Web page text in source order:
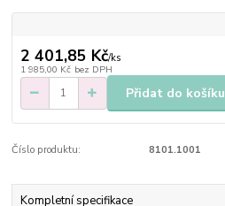
2 401,85 Kč/ks
1 985,00 Kč bez DPH
Přidat do košíku
Číslo produktu: 8101.1001
Kompletní specifikace